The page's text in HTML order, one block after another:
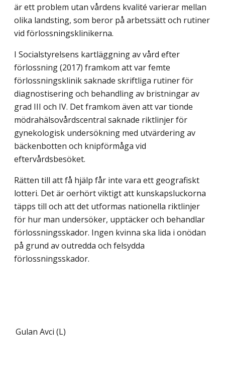
är ett problem utan vårdens kvalité varierar mellan
olika landsting, som beror på arbetssätt och rutiner
vid förlossningsklinikerna.
I Socialstyrelsens kartläggning av vård efter
förlossning (2017) framkom att var femte
förlossningsklinik saknade skriftliga rutiner för
diagnostisering och behandling av bristningar av
grad III och IV. Det framkom även att var tionde
mödrahälsovårdscentral saknade riktlinjer för
gynekologisk undersökning med utvärdering av
bäckenbotten och knipförmåga vid
eftervårdsbesöket.
Rätten till att få hjälp får inte vara ett geografiskt
lotteri. Det är oerhört viktigt att kunskapsluckorna
täpps till och att det utformas nationella riktlinjer
för hur man undersöker, upptäcker och behandlar
förlossningsskador. Ingen kvinna ska lida i onödan
på grund av outredda och felsydda
förlossningsskador.
Gulan Avci (L)